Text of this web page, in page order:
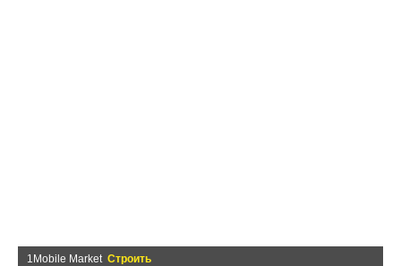
1Mobile Market Строить